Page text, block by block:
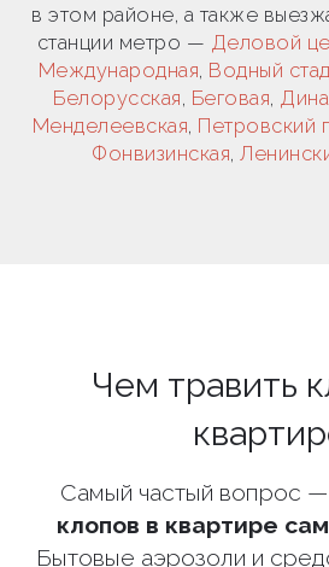
в этом районе, а также
станции метро — Деловой
Международная, Водный
Белорусская, Беговая,
Менделеевская, Петровский
Фонвизинская,
Чем травить
Самый частый вопрос —
клопов в квартире
Бытовые аэрозоли и